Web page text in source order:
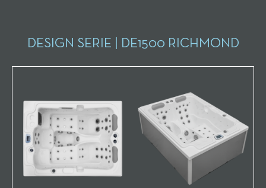
DESIGN SERIE | DE1500 RICHMOND